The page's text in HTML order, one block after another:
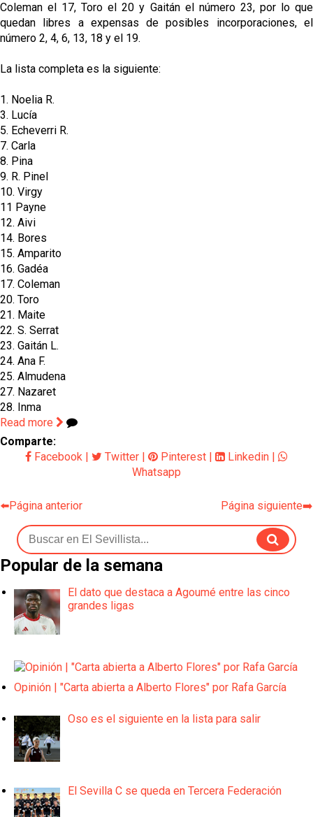
El Sevilla continúa con despidos y rechaza una
oferta de 420 millones por el club
para el ataque nervionense
Coleman el 17, Toro el 20 y Gaitán el número 23, por lo que
quedan libres a expensas de posibles incorporaciones, el
número 2, 4, 6, 13, 18 y el 19.
La lista completa es la siguiente:
1. Noelia R.
3. Lucía
5. Echeverri R.
7. Carla
8. Pina
9. R. Pinel
10. Virgy
11 Payne
12. Aivi
14. Bores
15. Amparito
16. Gadéa
17. Coleman
20. Toro
21. Maite
22. S. Serrat
23. Gaitán L.
24. Ana F.
25. Almudena
27. Nazaret
28. Inma
Read more
Comparte:
Facebook
Twitter Pinterest Linkedin
Whatsapp
⬅️Página anterior Página siguiente➡️
Popular de la semana
El dato que destaca a Agoumé entre las cinco
grandes ligas
Opinión | "Carta abierta a Alberto Flores" por Rafa García
Oso es el siguiente en la lista para salir
El Sevilla C se queda en Tercera Federación